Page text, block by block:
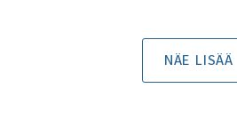
NÄE LISÄÄ